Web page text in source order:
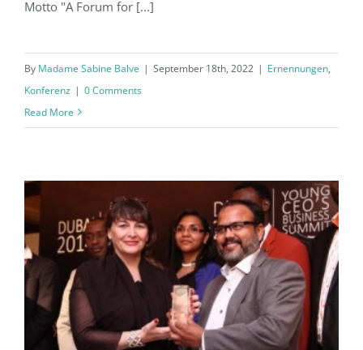
Motto "A Forum for [...]
By Madame Sabine Balve | September 18th, 2022 | Ernennungen,
Konferenz | 0 Comments
Read More